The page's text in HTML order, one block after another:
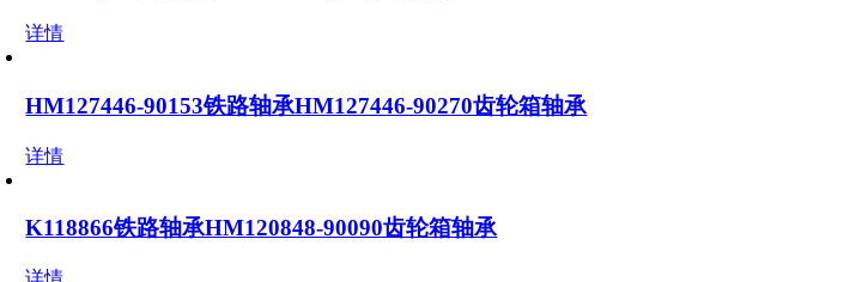
详情
HM127446-90153铁路轴承HM127446-90270齿轮箱轴承
详情
K118866铁路轴承HM120848-90090齿轮箱轴承